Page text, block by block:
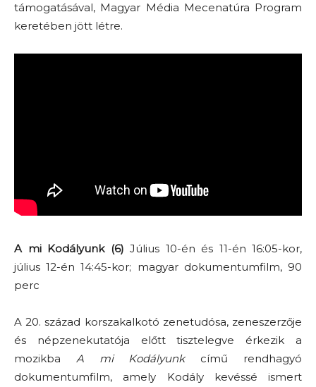
támogatásával, Magyar Média Mecenatúra Program
keretében jött létre.
A mi Kodályunk (6) Július 10-én és 11-én 16:05-kor,
július 12-én 14:45-kor; magyar dokumentumfilm, 90
perc
A 20. század korszakalkotó zenetudósa, zeneszerzője
és népzenekutatója előtt tisztelegve érkezik a
mozikba A mi Kodályunkcímű rendhagyó
dokumentumfilm, amely Kodály kevéssé ismert